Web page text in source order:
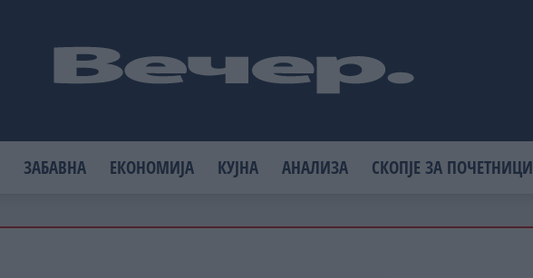
ЗАБАВНА ЕКОНОМИЈА КУЈНА АНАЛИЗА СКОПЈЕ ЗА ПОЧЕТНИЦИ